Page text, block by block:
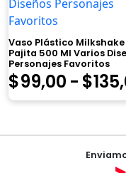
$345,00.
Vaso Plástico Milkshake
Pajita 500 Ml Varios
Personajes Favoritos
$99,00 - $
Navegación
Tu
Agregá